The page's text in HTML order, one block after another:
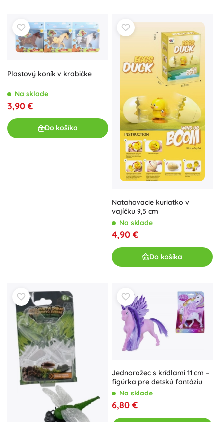
Plastový koník v krabičke
Na sklade
3,90 €
Do košíka
Natahovacie kuriatko v
vajíčku 9,5 cm
Na sklade
4,90 €
Do košíka
Jednorožec s krídlami 11 cm –
figúrka pre detskú fantáziu
Na sklade
6,80 €